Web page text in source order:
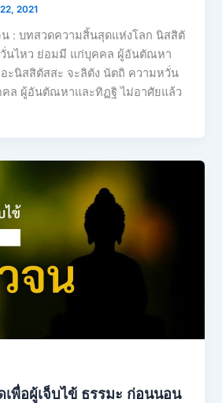
2021
: บทสวดความสิ้นสุดแห่งโลก นิสสิตั
นไหว ย่อมมี แก่บุคคล ผู้อันตัณหา
ะนิสสิตัสสะ จะลิตัง นัตถิ ความหวั่น
ล ผู้อันตัณหาและทิฏฐิ ไม่อาศัยแล้ว
พื่อผู้เจ็บไข้ ธรรมะ ก่อนนอน